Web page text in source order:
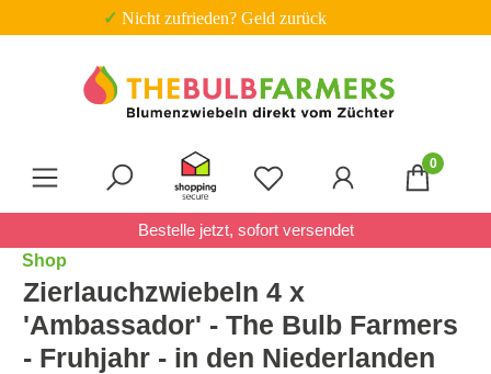
Zum Hauptinhalt springen
Du hast 0 Produkte auf
0
Bestelle jetzt, sofort versendet
Shop
Zierlauchzwiebeln 4 x
'Ambassador' - The Bulb Farmers
- Fruhjahr - in den Niederlanden